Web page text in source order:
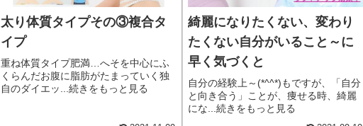
太り体質タイプその③複合タ
イプ
重ね体質タイプ肥満…へそを中心にふ
くらんだお腹に脂肪がたまっていく独
自のダイエッ...続きをもっと見る
綺麗になりたくない、変わり
たくない自分がいること～に
早く気づくと
自分の経験上～(*^^*)もですが、「自分
と向き合う」ことが、痩せる時、綺麗
にな...続きをもっと見る